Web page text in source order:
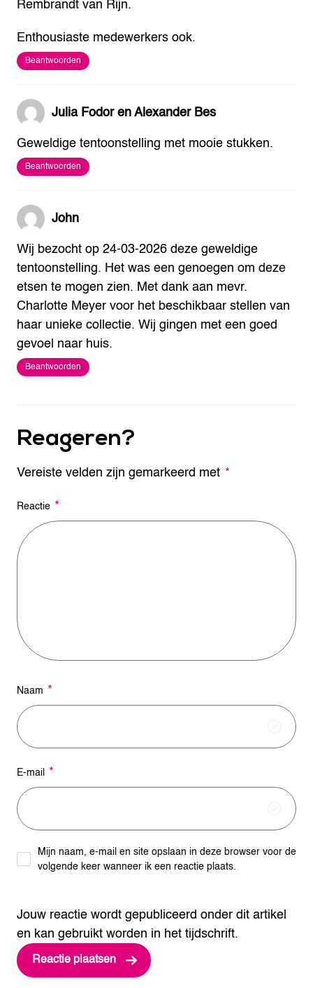
Rembrandt van Rijn.
Enthousiaste medewerkers ook.
Beantwoorden
Julia Fodor en Alexander Bes
Geweldige tentoonstelling met mooie stukken.
Beantwoorden
John
Wij bezocht op 24-03-2026 deze geweldige
tentoonstelling. Het was een genoegen om deze
etsen te mogen zien. Met dank aan mevr.
Charlotte Meyer voor het beschikbaar stellen van
haar unieke collectie. Wij gingen met een goed
gevoel naar huis.
Beantwoorden
Reageren?
Vereiste velden zijn gemarkeerd met *
Reactie *
Jouw reactie wordt gepubliceerd onder dit artikel
en kan gebruikt worden in het tijdschrift.
Naam *
E-mail *
Mijn naam, e-mail en site opslaan in deze browser voor de
volgende keer wanneer ik een reactie plaats.
A
t
e
n
a
e
: